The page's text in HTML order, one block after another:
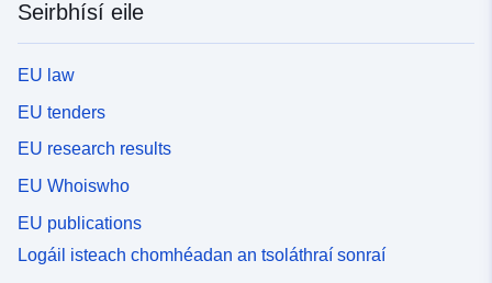
Seirbhísí eile
EU law
EU tenders
EU research results
EU Whoiswho
EU publications
Logáil isteach chomhéadan an tsoláthraí sonraí